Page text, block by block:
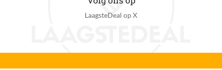
LaagsteDeal op X